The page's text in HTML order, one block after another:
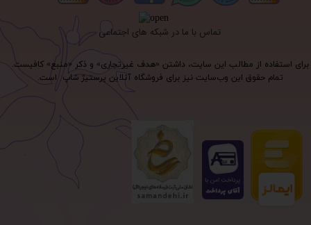
برای استفاده از مطالب این سایت، داشتن «هدف غیرتجاری» و ذکر «منبع» کافیست.
تمام حقوق اين وب‌سايت نیز برای فروشگاه آنلاین پرستیژ شاپ است.
تماس با ما در شبکه های اجتماعی